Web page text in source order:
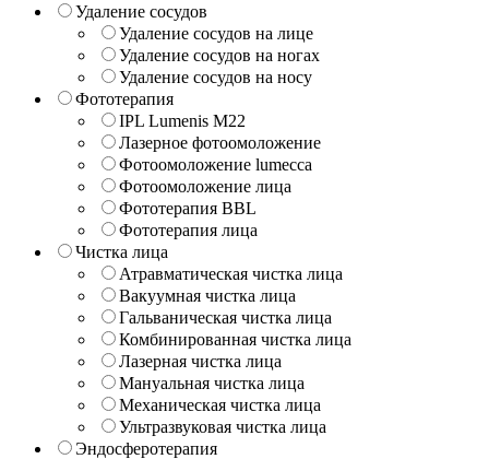
Удаление сосудов
Удаление сосудов на лице
Удаление сосудов на ногах
Удаление сосудов на носу
Фототерапия
IPL Lumenis M22
Лазерное фотоомоложение
Фотоомоложение lumecca
Фотоомоложение лица
Фототерапия BBL
Фототерапия лица
Чистка лица
Атравматическая чистка лица
Вакуумная чистка лица
Гальваническая чистка лица
Комбинированная чистка лица
Лазерная чистка лица
Мануальная чистка лица
Механическая чистка лица
Ультразвуковая чистка лица
Эндосферотерапия